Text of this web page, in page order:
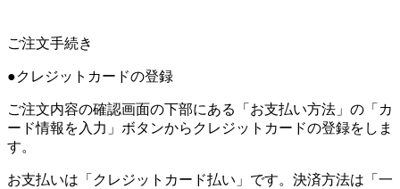
ご注文手続き
●クレジットカードの登録
ご注文内容の確認画面の下部にある「お支払い方法」の「カ
ード情報を入力」ボタンからクレジットカードの登録をしま
す。
お支払いは「クレジットカード払い」です。決済方法は「一